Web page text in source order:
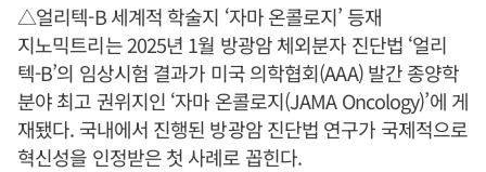
△얼리텍-B 세계적 학술지 ‘자마 온콜로지’ 등재
지노믹트리는 2025년 1월 방광암 체외분자 진단법 ‘얼리
텍-B’의 임상시험 결과가 미국 의학협회(AAA) 발간 종양학
분야 최고 권위지인 ‘자마 온콜로지(JAMA Oncology)’에 게
재됐다. 국내에서 진행된 방광암 진단법 연구가 국제적으로
혁신성을 인정받은 첫 사례로 꼽힌다.